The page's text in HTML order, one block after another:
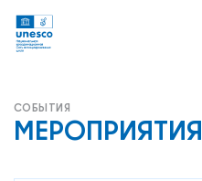
МЕРОПРИЯТИЯ
Ссылки
УВЕДОМЛЕНИЕ
Список пуст